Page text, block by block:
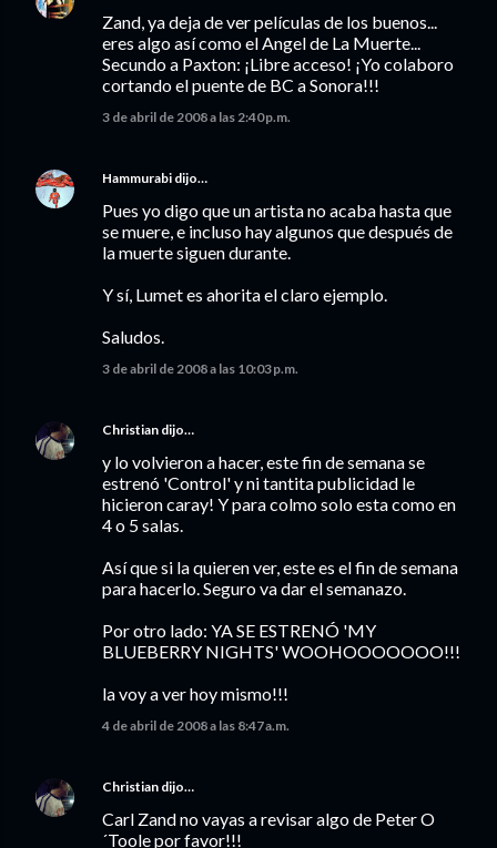
Zand, ya deja de ver películas de los buenos...
eres algo así como el Angel de La Muerte...
Secundo a Paxton: ¡Libre acceso! ¡Yo colaboro
cortando el puente de BC a Sonora!!!
3 de abril de 2008 a las 2:40 p.m.
Hammurabi dijo…
Pues yo digo que un artista no acaba hasta que
se muere, e incluso hay algunos que después de
la muerte siguen durante.
Y sí, Lumet es ahorita el claro ejemplo.
Saludos.
3 de abril de 2008 a las 10:03 p.m.
Christian dijo…
y lo volvieron a hacer, este fin de semana se
estrenó 'Control' y ni tantita publicidad le
hicieron caray! Y para colmo solo esta como en
4 o 5 salas.
Así que si la quieren ver, este es el fin de semana
para hacerlo. Seguro va dar el semanazo.
Por otro lado: YA SE ESTRENÓ 'MY
BLUEBERRY NIGHTS' WOOHOOOOOOO!!!
la voy a ver hoy mismo!!!
4 de abril de 2008 a las 8:47 a.m.
Christian dijo…
Carl Zand no vayas a revisar algo de Peter O
´Toole por favor!!!